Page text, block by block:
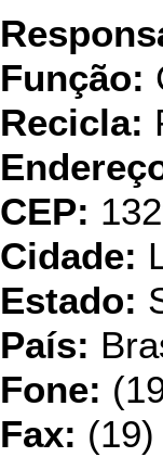
Função:
Recicla:
CEP:
Cidade:
Estado:
País:
Fone:
Fax: